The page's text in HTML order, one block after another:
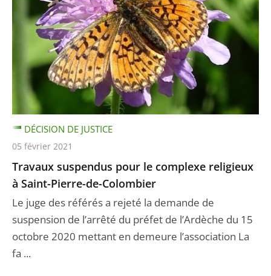
Travaux suspendus pour le complexe religieux
à Saint-Pierre-de-Colombier
Le juge des référés a rejeté la demande de
suspension de l’arrêté du préfet de l’Ardèche du 15
octobre 2020 mettant en demeure l’association La
fa ...
DÉCISION DE JUSTICE
05 février 2021